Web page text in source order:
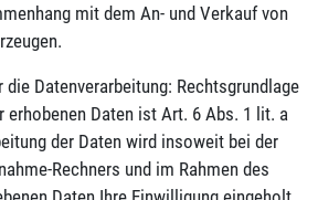
mit dem An- und Verkauf von
die Datenverarbeitung: Rechtsgrundlage
erhobenen Daten ist Art. 6 Abs. 1 lit. a
der Daten wird insoweit bei der
Rechners und im Rahmen des